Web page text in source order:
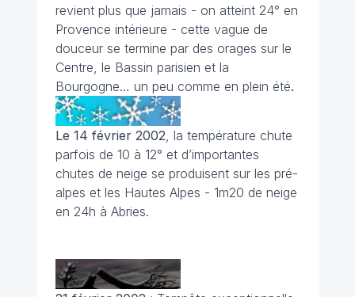
revient plus que jamais - on atteint 24° en
Provence intérieure - cette vague de
douceur se termine par des orages sur le
Centre, le Bassin parisien et la
Bourgogne… un peu comme en plein été.
Le 14 février 2002 , la température chute
parfois de 10 à 12° et d’importantes
chutes de neige se produisent sur les pré-
alpes et les Hautes Alpes - 1m20 de neige
en 24h à Abries.